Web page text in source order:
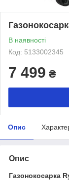
В наявності
Код: 5133002345
7 499 ₴
Опис
Опис
Газонокосарка